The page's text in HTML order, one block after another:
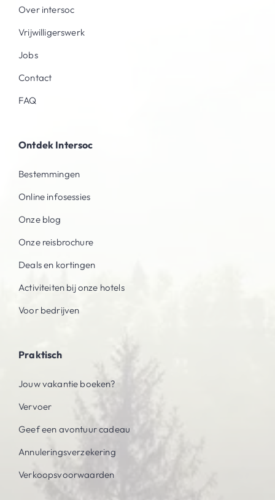
Over intersoc
Vrijwilligerswerk
Jobs
Contact
FAQ
Ontdek Intersoc
Bestemmingen
Online infosessies
Onze blog
Onze reisbrochure
Deals en kortingen
Activiteiten bij onze hotels
Voor bedrijven
Praktisch
Jouw vakantie boeken?
Vervoer
Geef een avontuur cadeau
Annuleringsverzekering
Verkoopsvoorwaarden